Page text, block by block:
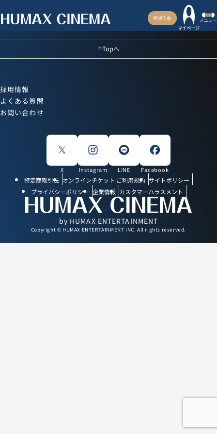
新規入会
マイページ
メニュー
Topへ
採用情報
よくある質問
お問い合わせ
X Instagram LINE Facebook
特定商取引法 オンラインチケット ご利用規約 サイトポリシー
プライバシーポリシー 企業情報 カスタマーハラスメント
by HUMAX ENTERTAINMENT
Copyright © HUMAX ENTERTAINMENT INC. All rights reserved.